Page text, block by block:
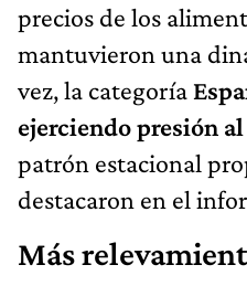
precios de los
mantuvieron una
vez, la categoría
ejerciendo presión
patrón estacional
destacaron en el
Más